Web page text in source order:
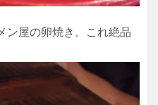
ン屋の卵焼き。これ絶品